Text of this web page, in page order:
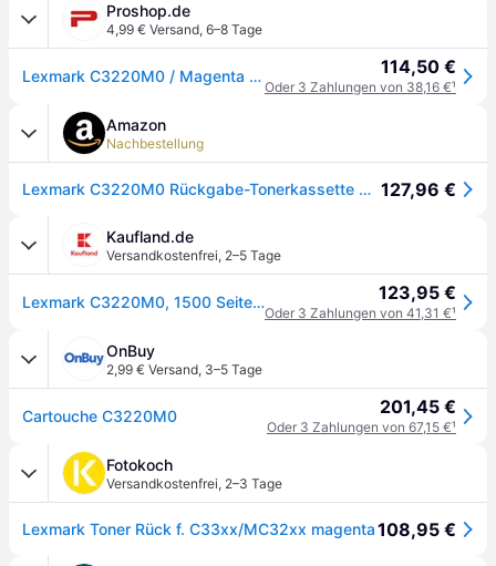
Proshop.de
4,99 € Versand, 6–8 Tage
Lexmark C3220M0 / Magenta Return Program Toner 114,50 €
Oder 3 Zahlungen von 38,16 €¹
Amazon
Nachbestellung
Lexmark C3220M0 Rückgabe-Tonerkassette Magenta 127,96 €
Kaufland.de
Versandkostenfrei, 2–5 Tage
Lexmark C3220M0, 1500 Seiten, Magenta, 1 Stück(e) 123,95 €
Oder 3 Zahlungen von 41,31 €¹
OnBuy
2,99 € Versand, 3–5 Tage
Cartouche C3220M0 201,45 €
Oder 3 Zahlungen von 67,15 €¹
Fotokoch
Versandkostenfrei, 2–3 Tage
Lexmark Toner Rück f. C33xx/MC32xx magenta108,95 €